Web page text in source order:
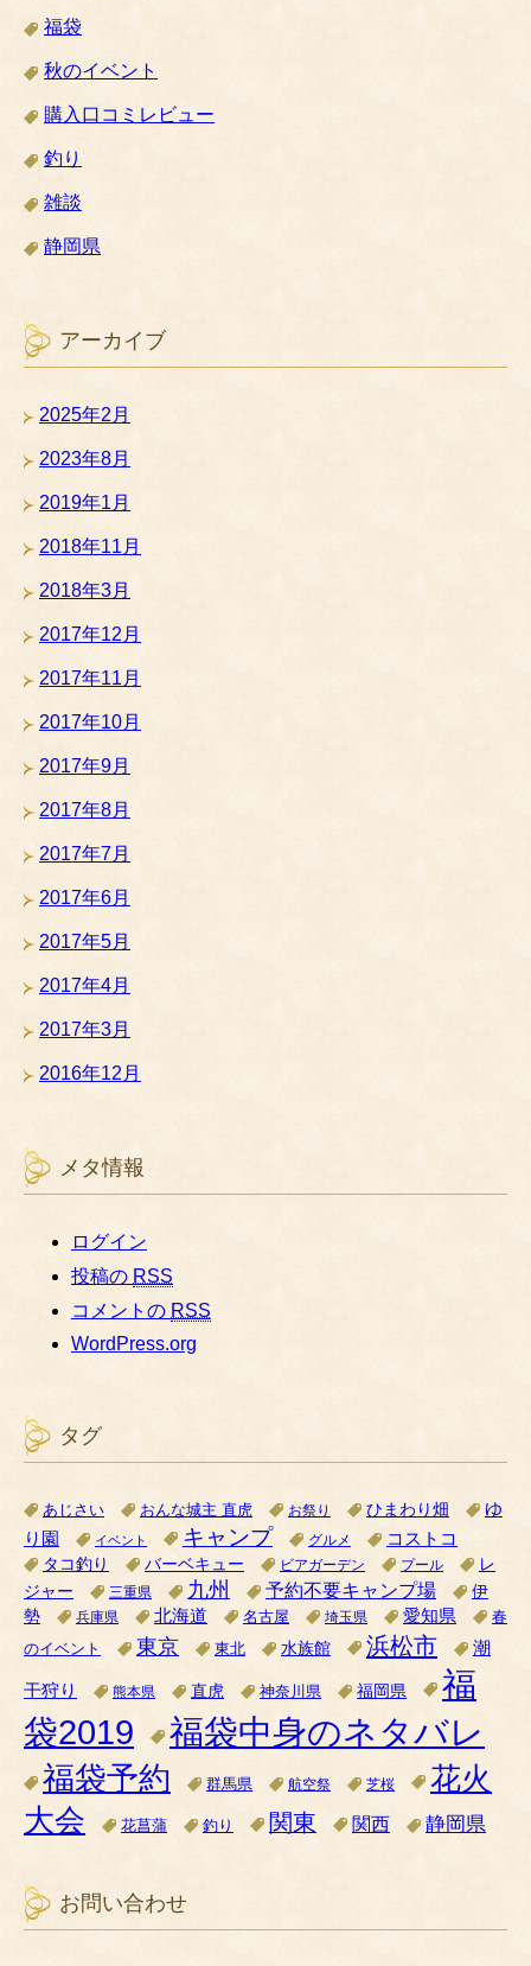
福袋
秋のイベント
購入口コミレビュー
釣り
雑談
静岡県
アーカイブ
2025年2月
2023年8月
2019年1月
2018年11月
2018年3月
2017年12月
2017年11月
2017年10月
2017年9月
2017年8月
2017年7月
2017年6月
2017年5月
2017年4月
2017年3月
2016年12月
メタ情報
ログイン
投稿の RSS
コメントの RSS
WordPress.org
タグ
あじさい おんな城主 直虎 お祭り ひまわり畑
ゆ
り園
イベント キャンプ グルメ コストコ
タコ釣り バーベキュー ビアガーデン プール
レ
ジャー
三重県 九州 予約不要キャンプ場
伊
勢
兵庫県 北海道 名古屋 埼玉県 愛知県
春
のイベント
東京 東北 水族館 浜松市 潮
干狩り 熊本県 直虎 神奈川県 福岡県
福
袋2019
福袋中身のネタバレ
福袋予約 群馬県 航空祭 芝桜
花火
大会
花菖蒲 釣り 関東 関西 静岡県
お問い合わせ